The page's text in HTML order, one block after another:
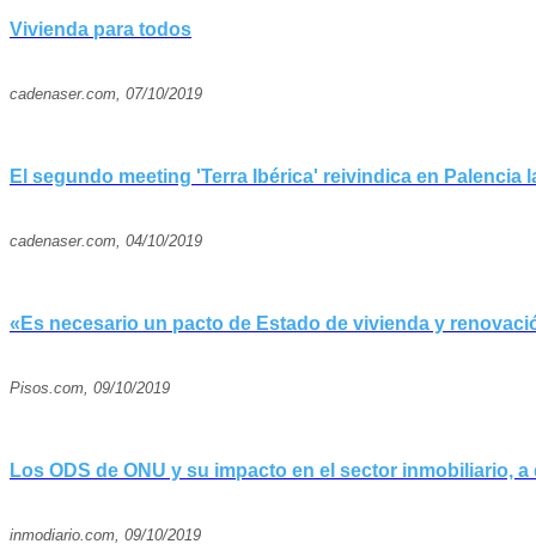
Vivienda para todos
cadenaser.com, 07/10/2019
El segundo meeting 'Terra Ibérica' reivindica en
cadenaser.com, 04/10/2019
«Es necesario un pacto de Estado de vivienda y
Pisos.com, 09/10/2019
Los ODS de ONU y su impacto en el sector inmobiliario, a
inmodiario.com, 09/10/2019